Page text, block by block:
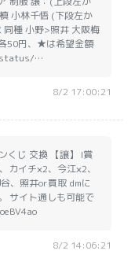
小林千悟 (下段左か
同種 小野>照井 大阪梅
50円、★は希望金額
status/…
8/2 17:00:21
くじ 交換 【譲】 I賞
カイチ×2、今江×2、
、照井or買取 dmに
サイト通しも可能で
8/2 14:06:21